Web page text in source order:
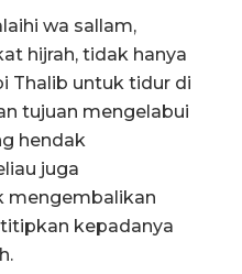
wa sallam,
hijrah, tidak hanya
Thalib untuk tidur di
tujuan mengelabui
hendak
juga
mengembalikan
kepadanya